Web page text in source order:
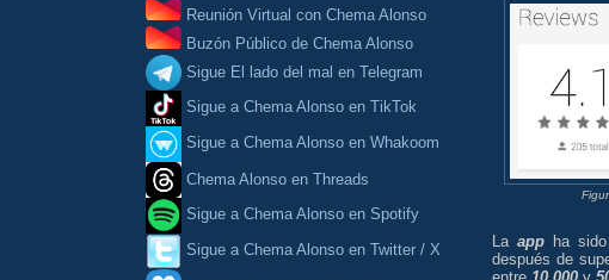
Reunión Virtual con Chema Alonso
Buzón Público de Chema Alonso
Sigue El lado del mal en Telegram
Sigue a Chema Alonso en TikTok
Sigue a Chema Alonso en Whakoom
Chema Alonso en Threads
Sigue a Chema Alonso en Spotify
Sigue a Chema Alonso en Twitter / X
La appha sido
después de